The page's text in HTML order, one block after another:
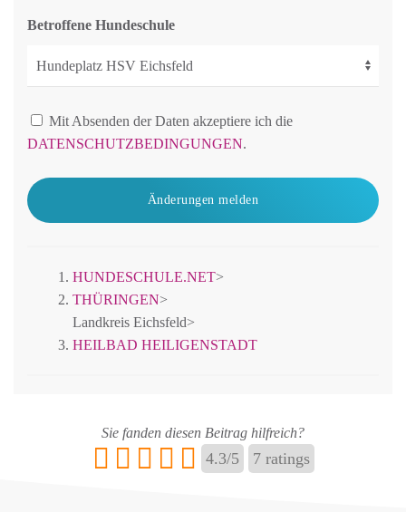
Betroffene Hundeschule
Mit Absenden der Daten akzeptiere ich die
DATENSCHUTZBEDINGUNGEN.
Änderungen melden
HUNDESCHULE.NET>
THÜRINGEN>
Landkreis Eichsfeld>
HEILBAD HEILIGENSTADT
Sie fanden diesen Beitrag hilfreich?
4.3/5 7ratings